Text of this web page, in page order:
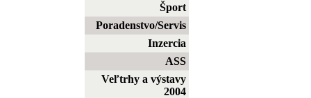
Šport
Poradenstvo/Servis
Inzercia
ASS
Veľtrhy a výstavy
2004